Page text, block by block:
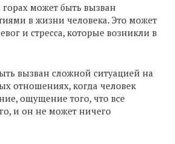
может быть вызван
в жизни человека. Это может
и стресса, которые возникли в
вызван сложной ситуацией на
отношениях, когда человек
ощущение того, что все
и он не может ничего